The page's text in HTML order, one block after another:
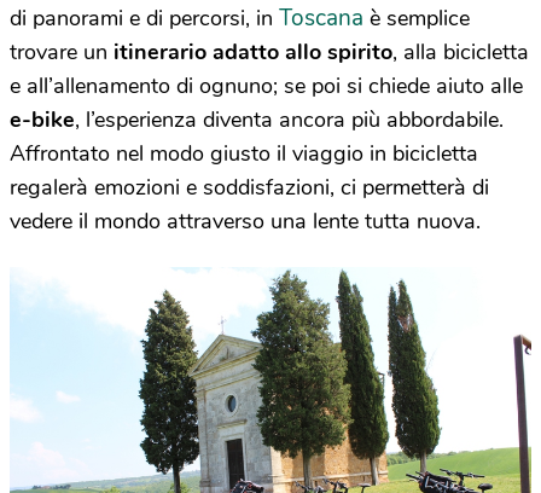
di panorami e di percorsi, in Toscana è semplice
trovare un itinerario adatto allo spirito, alla bicicletta
e all’allenamento di ognuno; se poi si chiede aiuto alle
e-bike, l’esperienza diventa ancora più abbordabile.
Affrontato nel modo giusto il viaggio in bicicletta
regalerà emozioni e soddisfazioni, ci permetterà di
vedere il mondo attraverso una lente tutta nuova.